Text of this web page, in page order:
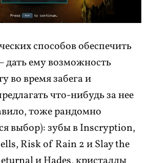
способов обеспечить
ему возможность
во время забега и
что-нибудь за нее
тоже рандомно
выбор): зубы в Inscryption,
Risk of Rain 2 и Slay the